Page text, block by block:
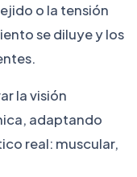
Método
craneo
o la tensión
se diluye y los
la visión
adaptando
real: muscular,